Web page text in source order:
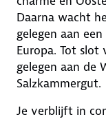
Daarna wacht
gelegen aan
Europa. Tot slot
gelegen aan de
Salzkammergut.
Je verblijft in